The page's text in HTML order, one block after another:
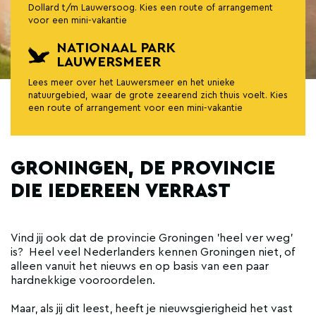
Dollard t/m Lauwersoog. Kies een route of arrangement
voor een mini-vakantie
NATIONAAL PARK
LAUWERSMEER
Lees meer over het Lauwersmeer en het unieke
natuurgebied, waar de grote zeearend zich thuis voelt. Kies
een route of arrangement voor een mini-vakantie
GRONINGEN, DE PROVINCIE
DIE IEDEREEN VERRAST
Vind jij ook dat de provincie Groningen 'heel ver weg'
is? Heel veel Nederlanders kennen Groningen niet, of
alleen vanuit het nieuws en op basis van een paar
hardnekkige vooroordelen.
Maar, als jij dit leest, heeft je nieuwsgierigheid het vast